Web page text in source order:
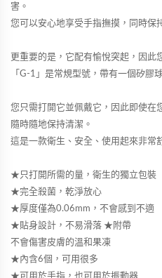
害。
您可以安心地享受手指撫摸，同時保
更重要的是，它配有愉悅突起，因此
「G-1」是常規型號，帶有一個矽膠
您只需打開它並佩戴它，因此即使在
隨時隨地保持清潔。
這是一款衛生、安全、使用起來非常
★只打開所需的量，衛生的獨立包裝
★完全殺菌，乾淨放心
★厚度僅為0.06mm，不會感到不適
★貼身設計，不易滑落 ★附帶
不會傷害皮膚的溫和果凍
★內含6個，可用很多
★可用於手指，也可用於振動器